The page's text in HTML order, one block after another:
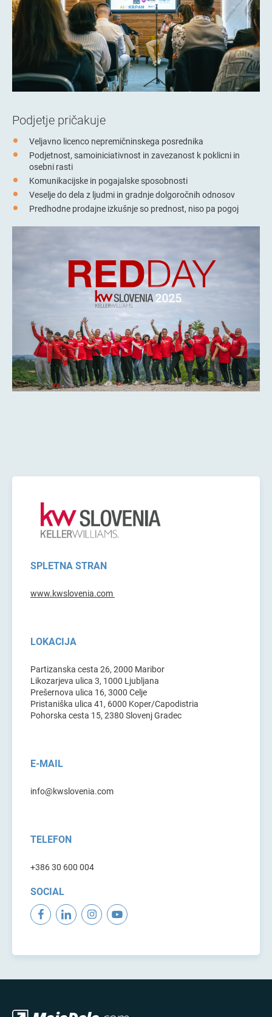
Podjetje pričakuje
Veljavno licenco nepremičninskega posrednika
Podjetnost, samoiniciativnost in zavezanost k poklicni in
osebni rasti
Komunikacijske in pogajalske sposobnosti
Veselje do dela z ljudmi in gradnje dolgoročnih odnosov
Predhodne prodajne izkušnje so prednost, niso pa pogoj
SPLETNA STRAN
www.kwslovenia.com
LOKACIJA
Partizanska cesta 26, 2000 Maribor
Likozarjeva ulica 3, 1000 Ljubljana
Prešernova ulica 16, 3000 Celje
Pristaniška ulica 41, 6000 Koper/Capodistria
Pohorska cesta 15, 2380 Slovenj Gradec
E-MAIL
info@kwslovenia.com
TELEFON
+386 30 600 004
SOCIAL